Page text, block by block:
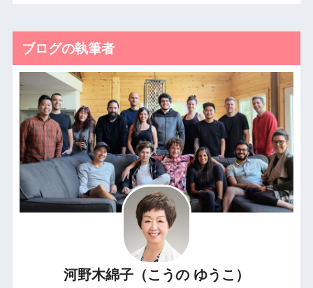
ブログの執筆者
河野木綿子（こうの ゆうこ）